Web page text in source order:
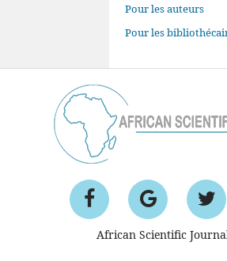
Pour les auteurs
Pour les
African Scientific